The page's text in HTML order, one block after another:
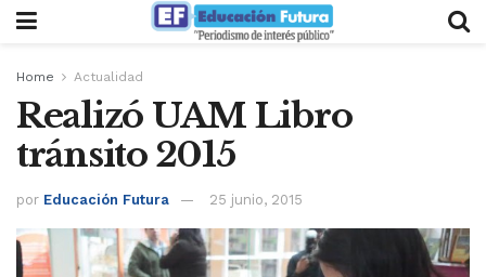
Home Actualidad
Realizó UAM Libro
tránsito 2015
por Educación Futura 25 junio, 2015